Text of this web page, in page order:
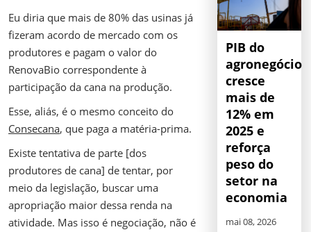
Eu diria que mais de 80% das usinas já
fizeram acordo de mercado com os
produtores e pagam o valor do
RenovaBio correspondente à
participação da cana na produção.
Esse, aliás, é o mesmo conceito do
Consecana, que paga a matéria-prima.
Existe tentativa de parte [dos
produtores de cana] de tentar, por
meio da legislação, buscar uma
apropriação maior dessa renda na
atividade. Mas isso é negociação, não é
PIB do
agronegócio
cresce
mais de
12% em
2025 e
reforça
peso do
setor na
economia
mai 08, 2026